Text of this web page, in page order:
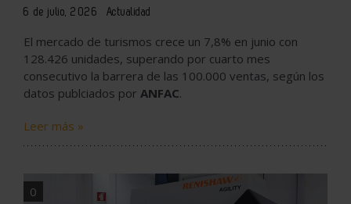
6 de julio, 2026 Actualidad
El mercado de turismos crece un 7,8% en junio con
128.426 unidades, superando por cuarto mes
consecutivo la barrera de las 100.000 ventas, según los
datos publciados por ANFAC.
Leer más »
0